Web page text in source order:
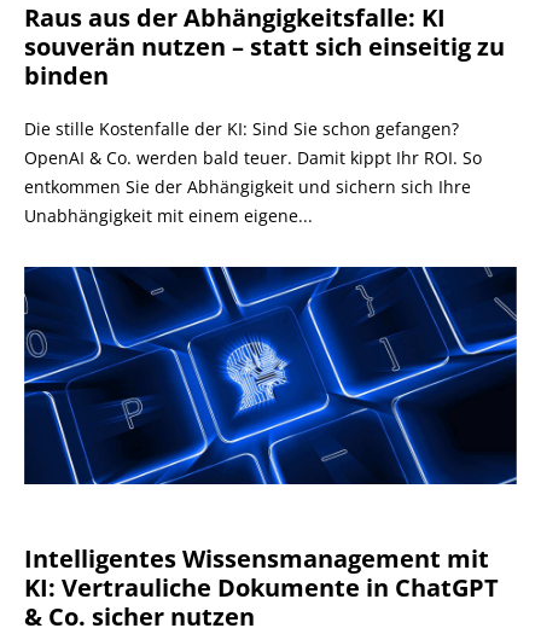
Raus aus der Abhängigkeitsfalle: KI
souverän nutzen – statt sich einseitig zu
binden
Die stille Kostenfalle der KI: Sind Sie schon gefangen?
OpenAI & Co. werden bald teuer. Damit kippt Ihr ROI. So
entkommen Sie der Abhängigkeit und sichern sich Ihre
Unabhängigkeit mit einem eigene...
Intelligentes Wissensmanagement mit
KI: Vertrauliche Dokumente in ChatGPT
& Co. sicher nutzen